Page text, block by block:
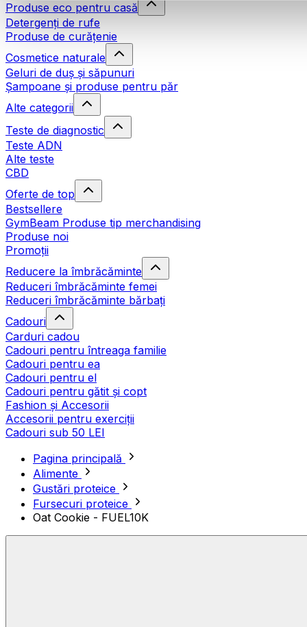
Produse eco pentru casă
Detergenți de rufe
Produse de curățenie
Cosmetice naturale
Geluri de duș și săpunuri
Șampoane și produse pentru păr
Alte categorii
Teste de diagnostic
Teste ADN
Alte teste
CBD
Oferte de top
Bestsellere
GymBeam Produse tip merchandising
Produse noi
Promoții
Reducere la îmbrăcăminte
Reduceri îmbrăcăminte femei
Reduceri îmbrăcăminte bărbați
Cadouri
Carduri cadou
Cadouri pentru întreaga familie
Cadouri pentru ea
Cadouri pentru el
Cadouri pentru gătit și copt
Fashion și Accesorii
Accesorii pentru exerciții
Cadouri sub 50 LEI
Pagina principală
Alimente
Gustări proteice
Fursecuri proteice
Oat Cookie - FUEL10K